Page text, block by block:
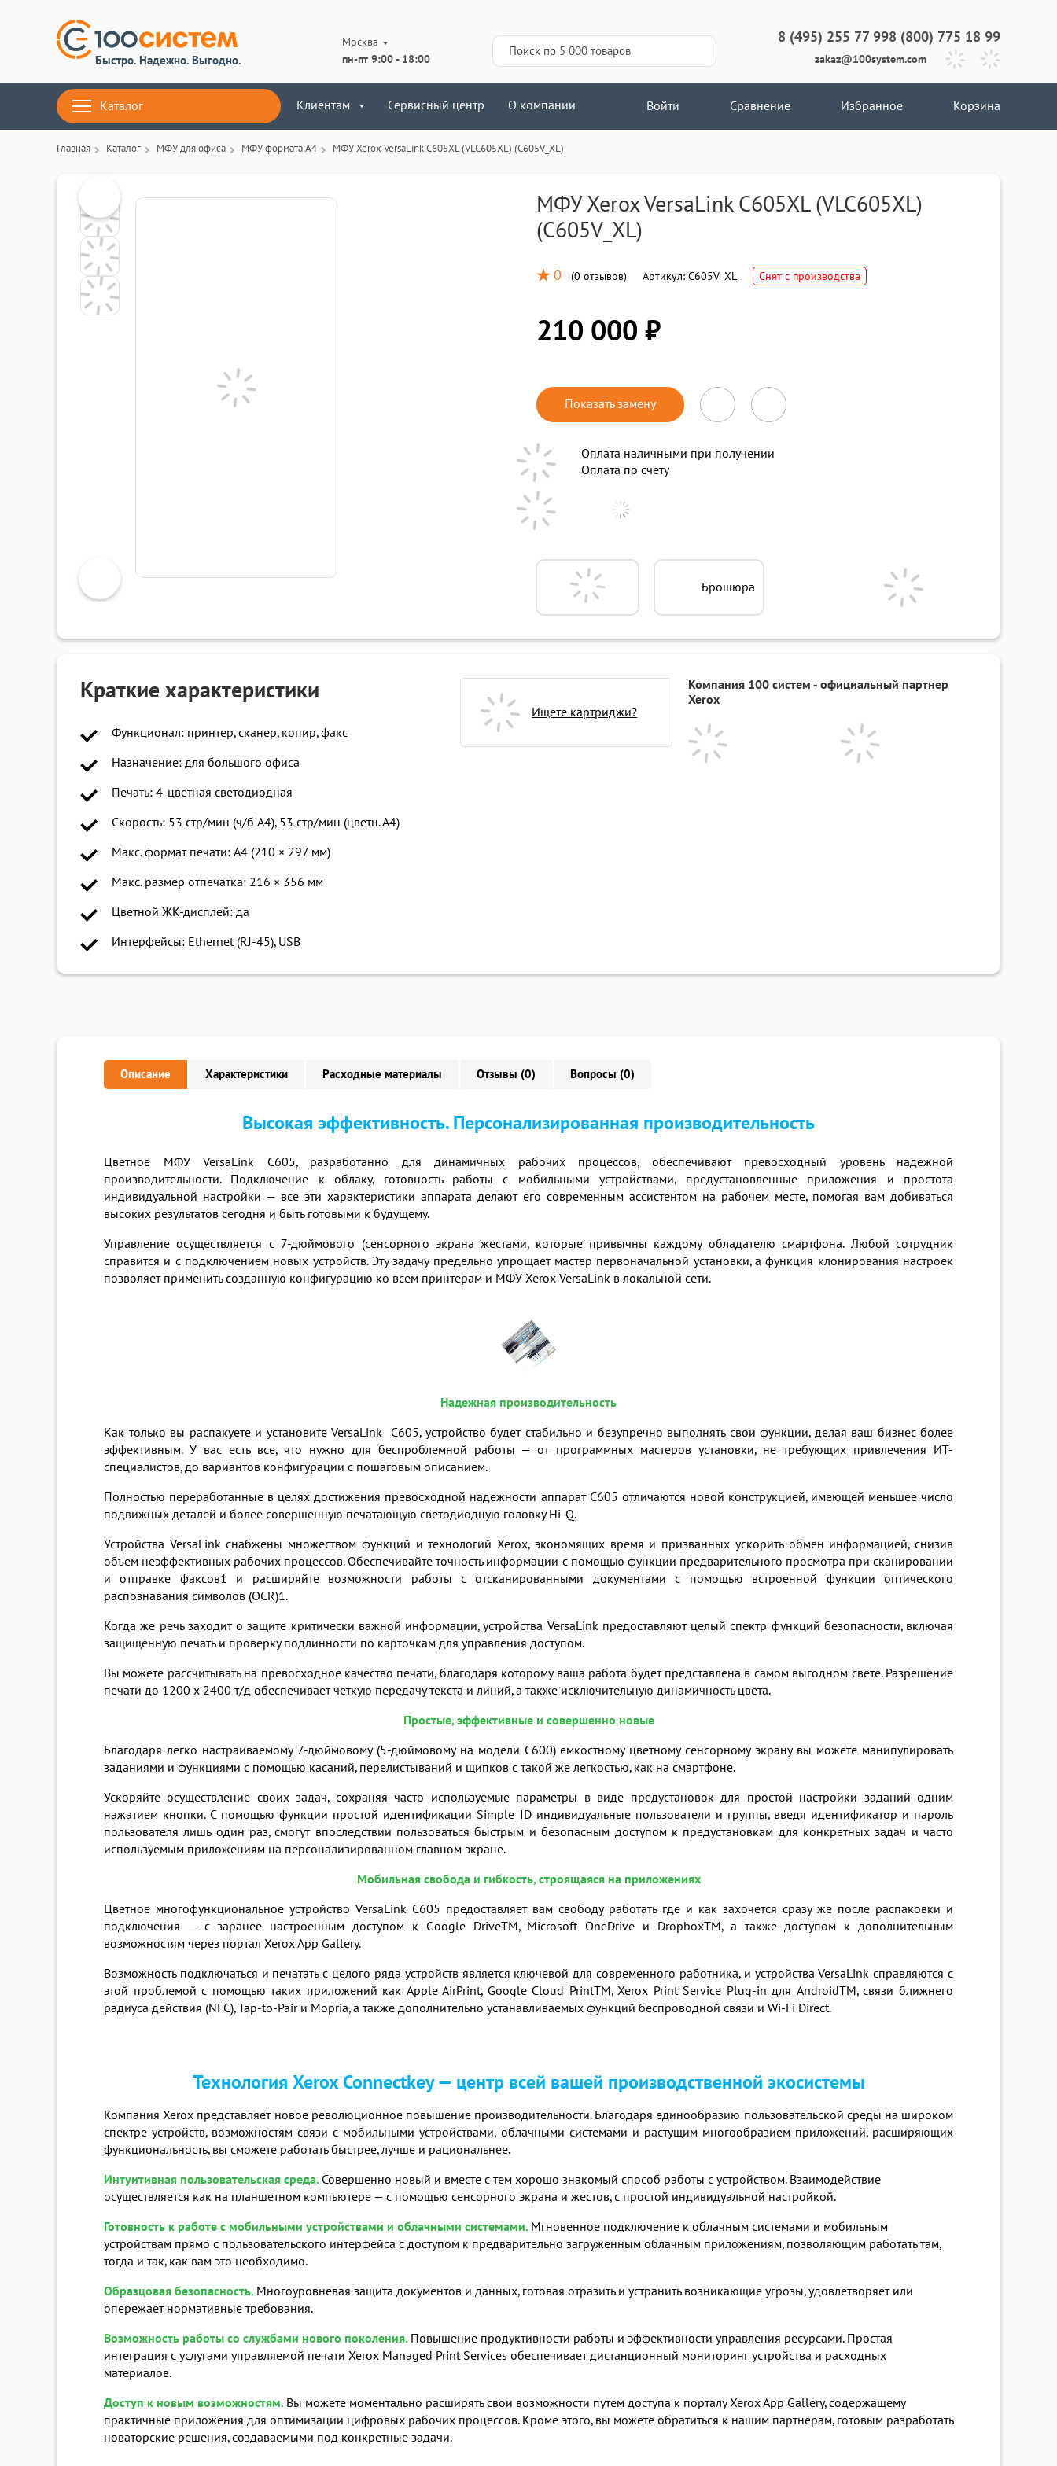
Быстро. Надежно. Выгодно.
Москва
пн-пт 9:00 - 18:00
8 (495) 255 77 998 (800) 775 18 99
zakaz@100system.com
Каталог Клиентам Сервисный центр О компании Войти Сравнение Избранное Корзина
Главная Каталог МФУ для офиса МФУ формата А4 МФУ Xerox VersaLink C605XL (VLC605XL) (C605V_XL)
МФУ Xerox VersaLink C605XL (VLC605XL)
(C605V_XL)
0 (0 отзывов) Артикул: C605V_XL Снят с производства
210 000 ₽
Показать замену
Оплата наличными при получении
Оплата по счету
Брошюра
Краткие характеристики
Функционал: принтер, сканер, копир, факс
Назначение: для большого офиса
Печать: 4-цветная светодиодная
Скорость: 53 стр/мин (ч/б A4), 53 стр/мин (цветн. А4)
Макс. формат печати: A4 (210 × 297 мм)
Макс. размер отпечатка: 216 × 356 мм
Цветной ЖК-дисплей: да
Интерфейсы: Ethernet (RJ-45), USB
Ищете картриджи?
Компания 100 систем - официальный партнер
Xerox
Описание Характеристики Расходные материалы Отзывы (0) Вопросы (0)
Высокая эффективность. Персонализированная производительность
Цветное МФУ VersaLink C605, разработанно для динамичных рабочих процессов, обеспечивают превосходный уровень надежной
производительности. Подключение к облаку, готовность работы с мобильными устройствами, предустановленные приложения и простота
индивидуальной настройки — все эти характеристики аппарата делают его современным ассистентом на рабочем месте, помогая вам добиваться
высоких результатов сегодня и быть готовыми к будущему.
Управление осуществляется с 7-дюймового (сенсорного экрана жестами, которые привычны каждому обладателю смартфона. Любой сотрудник
справится и с подключением новых устройств. Эту задачу предельно упрощает мастер первоначальной установки, а функция клонирования настроек
позволяет применить созданную конфигурацию ко всем принтерам и МФУ Xerox VersaLink в локальной сети.
Надежная производительность
Как только вы распакуете и установите VersaLink C605, устройство будет стабильно и безупречно выполнять свои функции, делая ваш бизнес более
эффективным. У вас есть все, что нужно для беспроблемной работы — от программных мастеров установки, не требующих привлечения ИТ-
специалистов, до вариантов конфигурации с пошаговым описанием.
Полностью переработанные в целях достижения превосходной надежности аппарат C605 отличаются новой конструкцией, имеющей меньшее число
подвижных деталей и более совершенную печатающую светодиодную головку Hi-Q.
Устройства VersaLink снабжены множеством функций и технологий Xerox, экономящих время и призванных ускорить обмен информацией, снизив
объем неэффективных рабочих процессов. Обеспечивайте точность информации с помощью функции предварительного просмотра при сканировании
и отправке факсов1 и расширяйте возможности работы с отсканированными документами с помощью встроенной функции оптического
распознавания символов (OCR)1.
Когда же речь заходит о защите критически важной информации, устройства VersaLink предоставляют целый спектр функций безопасности, включая
защищенную печать и проверку подлинности по карточкам для управления доступом.
Вы можете рассчитывать на превосходное качество печати, благодаря которому ваша работа будет представлена в самом выгодном свете. Разрешение
печати до 1200 х 2400 т/д обеспечивает четкую передачу текста и линий, а также исключительную динамичность цвета.
Простые, эффективные и совершенно новые
Благодаря легко настраиваемому 7-дюймовому (5-дюймовому на модели С600) емкостному цветному сенсорному экрану вы можете манипулировать
заданиями и функциями с помощью касаний, перелистываний и щипков с такой же легкостью, как на смартфоне.
Ускоряйте осуществление своих задач, сохраняя часто используемые параметры в виде предустановок для простой настройки заданий одним
нажатием кнопки. С помощью функции простой идентификации Simple ID индивидуальные пользователи и группы, введя идентификатор и пароль
пользователя лишь один раз, смогут впоследствии пользоваться быстрым и безопасным доступом к предустановкам для конкретных задач и часто
используемым приложениям на персонализированном главном экране.
Мобильная свобода и гибкость, строящаяся на приложениях
Цветное многофункциональное устройство VersaLink С605 предоставляет вам свободу работать где и как захочется сразу же после распаковки и
подключения — с заранее настроенным доступом к Google DriveTM, Microsoft OneDrive и DropboxTM, а также доступом к дополнительным
возможностям через портал Xerox App Gallery.
Возможность подключаться и печатать с целого ряда устройств является ключевой для современного работника, и устройства VersaLink справляются с
этой проблемой с помощью таких приложений как Apple AirPrint, Google Cloud PrintTM, Xerox Print Service Plug-in для AndroidTM, связи ближнего
радиуса действия (NFC), Tap-to-Pair и Mopria, а также дополнительно устанавливаемых функций беспроводной связи и Wi-Fi Direct.
Технология Xerox Connectkey — центр всей вашей производственной экосистемы
Компания Xerox представляет новое революционное повышение производительности. Благодаря единообразию пользовательской среды на широком
спектре устройств, возможностям связи с мобильными устройствами, облачными системами и растущим многообразием приложений, расширяющих
функциональность, вы сможете работать быстрее, лучше и рациональнее.
Интуитивная пользовательская среда. Совершенно новый и вместе с тем хорошо знакомый способ работы с устройством. Взаимодействие
осуществляется как на планшетном компьютере — с помощью сенсорного экрана и жестов, с простой индивидуальной настройкой.
Готовность к работе с мобильными устройствами и облачными системами. Мгновенное подключение к облачным системами и мобильным
устройствам прямо с пользовательского интерфейса с доступом к предварительно загруженным облачным приложениям, позволяющим работать там,
тогда и так, как вам это необходимо.
Образцовая безопасность. Многоуровневая защита документов и данных, готовая отразить и устранить возникающие угрозы, удовлетворяет или
опережает нормативные требования.
Возможность работы со службами нового поколения. Повышение продуктивности работы и эффективности управления ресурсами. Простая
интеграция с услугами управляемой печати Xerox Managed Print Services обеспечивает дистанционный мониторинг устройства и расходных
материалов.
Доступ к новым возможностям. Вы можете моментально расширять свои возможности путем доступа к порталу Xerox App Gallery, содержащему
практичные приложения для оптимизации цифровых рабочих процессов. Кроме этого, вы можете обратиться к нашим партнерам, готовым разработать
новаторские решения, создаваемыми под конкретные задачи.